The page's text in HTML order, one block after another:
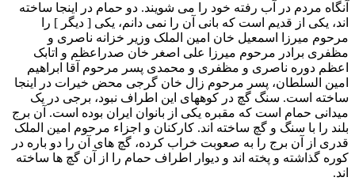
آنگاه مردم در آب رفته خود را می شويند. دو حمام در اينجا ساخته
اند، يکی از قديم است که بانی آن را نمی دانم، يکی [ ديگر ] را
مرحوم ميرزا اسمعيل خان امين الملک وزير خزانه ناصری و
مظفری برادر مرحوم ميرزا علی اصغر خان صدراعظم و اتابک
اعظم دوره ناصری و مظفری و محمدی پسر مرحوم آقا ابراهيم
امين السلطان، پسر مرحوم زال خان گرجی محض خيرات در اينجا
ساخته است. سنگ گچ در کوههای اين اطراف نبود، برجی در يک
ميدانی حمام است که مقبره يکی از بانوان ايران بوده است. آن برج
بلند را با سنگ و گچ ساخته اند. کارکنان و اجزاء مرحوم امين الملک
قدری از آن برج را به صعوبت خراب کرده، گچ های آن را دو باره در
کوره گذاشته و پخته اند و ديوار اطراف حمام را از آن گچ ها ساخته
اند.